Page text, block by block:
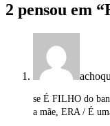
2 pensou em “
se É FILHO do
a mãe, ERA / É